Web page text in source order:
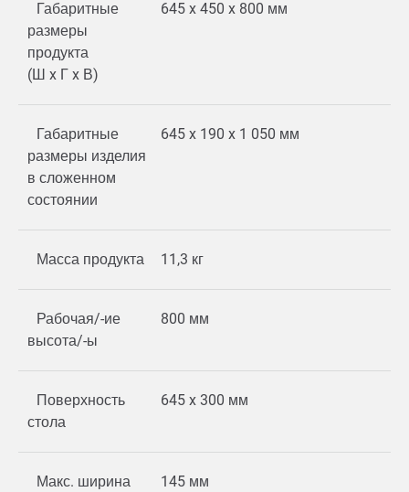
Габаритные
размеры
продукта
(Ш x Г x В)
645 x 450 x 800 мм
Габаритные
размеры изделия
в сложенном
состоянии
645 x 190 x 1 050 мм
Масса продукта 11,3 кг
Рабочая/-ие
высота/-ы
800 мм
Поверхность
стола
645 x 300 мм
Макс. ширина
145 мм